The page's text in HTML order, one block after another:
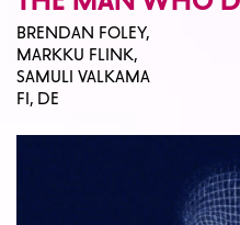
BRENDAN FOLEY,
MARKKU FLINK,
SAMULI VALKAMA
FI, DE